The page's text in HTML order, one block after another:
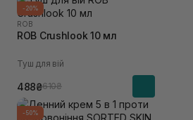
-20%
ROB
ROB Crushlook 10 мл
Туш для вій
488₴610₴
-50%